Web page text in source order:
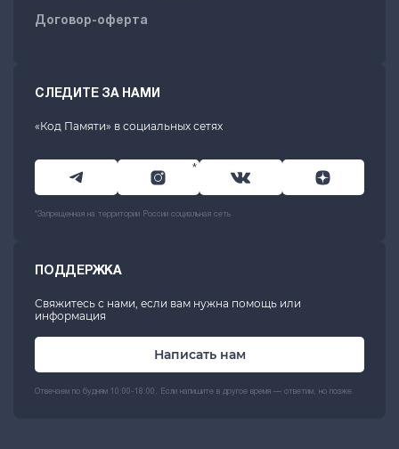
Договор-оферта
СЛЕДИТЕ ЗА НАМИ
«Код Памяти» в социальных сетях
*
*Запрещенная на территории России социальная сеть
ПОДДЕРЖКА
Свяжитесь с нами, если вам нужна помощь или
информация
Написать нам
Отвечаем по будням 10:00-18:00. Если напишите в другое время — ответим, но позже.